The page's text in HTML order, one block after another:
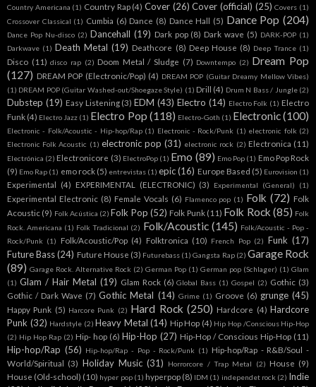
Country Americana (1) Country Rap (4) Cover (26) Cover (official) (25) Covers (1)
Crossover Classical (1) Cumbia (6) Dance (8) Dance Hall (5) Dance Pop (204)
Dance Pop Nu-disco (2) Dancehall (19) Dark pop (8) Dark wave (5) DARK-POP (1)
Darkwave (1) Death Metal (19) Deathcore (8) Deep House (8) Deep Trance (1)
Disco (11) disco rap (2) Doom Metal / Sludge (7) Downtempo (2) Dream Pop
(127) DREAM POP (Electronic/Pop) (4) DREAM POP (Guitar Dreamy Mellow Vibes)
(1) DREAM POP (Guitar Washed-out/Shoegaze Style) (1) Drill (4) Drum N Bass / Jungle (2)
Dubstep (19) Easy Listening (3) EDM (43) Electro (14) Electro Folk (1) Electro
Funk (4) Electro Jazz (1) Electro Pop (118) Electro-Goth (1) Electronic(100)
Electronic - Folk/Acoustic - Hip-hop/Rap (1) Electronic - Rock/Punk (1) electronic folk (2)
Electronic Folk Acoustic (1) electronic pop (31) electronic rock (2) Electronica (11)
Electrónica (2) Electronicore (3) ElectroPop (1) Emo (89) Emo Pop (1) Emo Pop Rock
(9) Emo Rap (1) emo rock (5) entrevistas (1) epic (16) Europe Based (5) Eurovision (1)
Experimental (4) EXPERIMENTAL (ELECTRONIC) (3) Experimental (General) (1)
Experimental Electronic (8) Female Vocals (6) Flamenco pop (1) Folk (72) Folk
Acoustic (9) Folk Acústica (2) Folk Pop (52) Folk Punk (11) Folk Rock (85) Folk
Rock. Americana (1) Folk Tradicional (2) Folk/Acoustic (145) Folk/Acoustic - Pop -
Rock/Punk (1) Folk/Acoustic/Pop (4) Folktronica (10) French Pop (2) Funk (17)
Future Bass (24) Future House (3) Futurebass (1) Gangsta Rap (2) Garage Rock
(89) Garage Rock. Alternative Rock (2) German Pop (1) German pop (Schlager) (1) Glam
(1) Glam / Hair Metal (19) Glam Rock (6) Global Bass (1) Gospel (2) Gothic (3)
Gothic / Dark Wave (7) Gothic Metal (14) Grime (1) Groove (6) grunge (45)
Happy Punk (5) Harcore Punk (2) Hard Rock (250) Hardcore (4) Hardcore
Punk (32) Hardstyle (2) Heavy Metal (14) Hip Hop (4) Hip Hop /Conscious Hip-Hop
(2) Hip Hop Rap (2) Hip- hop (6) Hip-Hop (27) Hip-Hop / Conscious Hip-Hop (11)
Hip-hop/Rap (56) Hip-hop/Rap - Pop - Rock/Punk (1) Hip-hop/Rap - R&B/Soul -
World/Spiritual (3) Holiday Music (31) Horrorcore / Trap Metal (2) House (9)
House (Old-school) (10) hyper pop (1) hyperpop (8) IDM (1) independet rock (2) Indie